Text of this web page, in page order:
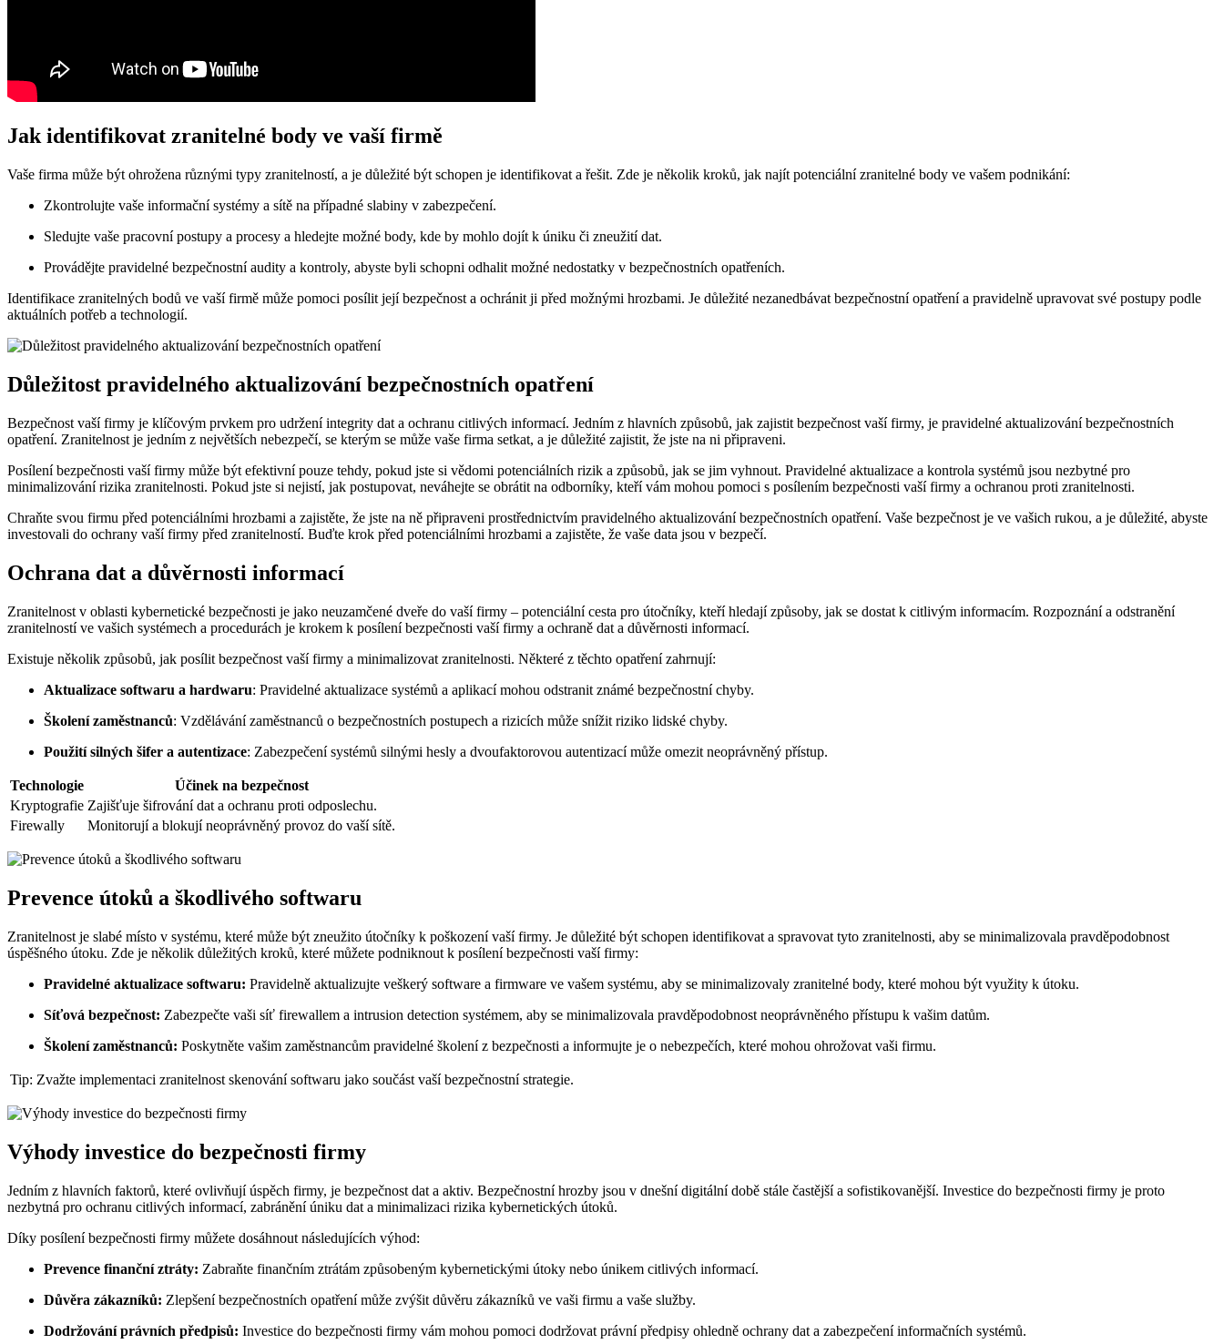
Jak identifikovat zranitelné body ve vaší firmě
Vaše firma může být ohrožena různými typy zranitelností, a je důležité být schopen je identifikovat a řešit. Zde je několik kroků, jak najít potenciální zranitelné body ve vašem podnikání:
Zkontrolujte vaše informační systémy a sítě na případné slabiny v zabezpečení.
Sledujte vaše pracovní postupy a procesy a hledejte možné body, kde by mohlo dojít k úniku či zneužití dat.
Provádějte pravidelné bezpečnostní audity a kontroly, abyste byli schopni odhalit možné nedostatky v bezpečnostních opatřeních.
Identifikace zranitelných bodů ve vaší firmě může pomoci posílit její bezpečnost a ochránit ji před možnými hrozbami. Je důležité nezanedbávat bezpečnostní opatření a pravidelně upravovat své postupy podle
aktuálních potřeb a technologií.
Důležitost pravidelného aktualizování bezpečnostních opatření
Bezpečnost vaší firmy je klíčovým prvkem pro udržení integrity dat a ochranu citlivých informací. Jedním z hlavních způsobů, jak zajistit bezpečnost vaší firmy, je pravidelné aktualizování bezpečnostních
opatření. Zranitelnost je jedním z největších nebezpečí, se kterým se může vaše firma setkat, a je důležité zajistit, že jste na ni připraveni.
Posílení bezpečnosti vaší firmy může být efektivní pouze tehdy, pokud jste si vědomi potenciálních rizik a způsobů, jak se jim vyhnout. Pravidelné aktualizace a kontrola systémů jsou nezbytné pro
minimalizování rizika zranitelnosti. Pokud jste si nejistí, jak postupovat, neváhejte se obrátit na odborníky, kteří vám mohou pomoci s posílením bezpečnosti vaší firmy a ochranou proti zranitelnosti.
Chraňte svou firmu před potenciálními hrozbami a zajistěte, že jste na ně připraveni prostřednictvím pravidelného aktualizování bezpečnostních opatření. Vaše bezpečnost je ve vašich rukou, a je důležité, abyste
investovali do ochrany vaší firmy před zranitelností. Buďte krok před potenciálními hrozbami a zajistěte, že vaše data jsou v bezpečí.
Ochrana dat a důvěrnosti informací
Zranitelnost v oblasti kybernetické bezpečnosti je jako neuzamčené dveře do vaší firmy – potenciální cesta pro útočníky, kteří hledají způsoby, jak se dostat k citlivým informacím. Rozpoznání a odstranění
zranitelností ve vašich systémech a procedurách je krokem k posílení bezpečnosti vaší firmy a ochraně dat a důvěrnosti informací.
Existuje několik způsobů, jak posílit bezpečnost vaší firmy a minimalizovat zranitelnosti. Některé z těchto opatření zahrnují:
Aktualizace softwaru a hardwaru: Pravidelné aktualizace systémů a aplikací mohou odstranit známé bezpečnostní chyby.
Školení zaměstnanců: Vzdělávání zaměstnanců o bezpečnostních postupech a rizicích může snížit riziko lidské chyby.
Použití silných šifer a autentizace: Zabezpečení systémů silnými hesly a dvoufaktorovou autentizací může omezit neoprávněný přístup.
Technologie
Účinek na bezpečnost
Kryptografie Zajišťuje šifrování dat a ochranu proti odposlechu.
Firewally
Monitorují a blokují neoprávněný provoz do vaší sítě.
Prevence útoků a škodlivého softwaru
Zranitelnost je slabé místo v systému, které může být zneužito útočníky k poškození vaší firmy. Je důležité být schopen identifikovat a spravovat tyto zranitelnosti, aby se minimalizovala pravděpodobnost
úspěšného útoku. Zde je několik důležitých kroků, které můžete podniknout k posílení bezpečnosti vaší firmy:
Pravidelné aktualizace softwaru: Pravidelně aktualizujte veškerý software a firmware ve vašem systému, aby se minimalizovaly zranitelné body, které mohou být využity k útoku.
Síťová bezpečnost: Zabezpečte vaši síť firewallem a intrusion detection systémem, aby se minimalizovala pravděpodobnost neoprávněného přístupu k vašim datům.
Školení zaměstnanců: Poskytněte vašim zaměstnancům pravidelné školení z bezpečnosti a informujte je o nebezpečích, které mohou ohrožovat vaši firmu.
Tip: Zvažte implementaci zranitelnost skenování softwaru jako součást vaší bezpečnostní strategie.
Výhody investice do bezpečnosti firmy
Jedním z hlavních faktorů, které ovlivňují úspěch firmy, je bezpečnost dat a aktiv. Bezpečnostní hrozby jsou v dnešní digitální době stále častější a sofistikovanější. Investice do bezpečnosti firmy je proto
nezbytná pro ochranu citlivých informací, zabránění úniku dat a minimalizaci rizika kybernetických útoků.
Díky posílení bezpečnosti firmy můžete dosáhnout následujících výhod:
Prevence finanční ztráty: Zabraňte finančním ztrátám způsobeným kybernetickými útoky nebo únikem citlivých informací.
Důvěra zákazníků: Zlepšení bezpečnostních opatření může zvýšit důvěru zákazníků ve vaši firmu a vaše služby.
Dodržování právních předpisů: Investice do bezpečnosti firmy vám mohou pomoci dodržovat právní předpisy ohledně ochrany dat a zabezpečení informačních systémů.